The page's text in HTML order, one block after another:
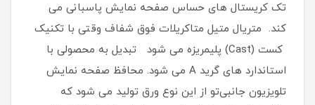
تک کریستال های حساس صفحه نمایش پاسبانی می
کند. متریال متیل متاکریلات فوق شفاف وقتی با تکنیک
کست (Cast) پلیمریزه می شود تبدیل به محصولی با
استاندارد های گرید A می شود. محافظ صفحه نمایش
تلویزیون جانبیتو از این نوع ورق تولید می شود که